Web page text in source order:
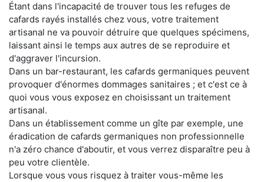
Étant dans l'incapacité de trouver tous les refuges de
cafards rayés installés chez vous, votre traitement
artisanal ne va pouvoir détruire que quelques spécimens,
laissant ainsi le temps aux autres de se reproduire et
d'aggraver l'incursion.
Dans un bar-restaurant, les cafards germaniques peuvent
provoquer d'énormes dommages sanitaires ; et c'est ce à
quoi vous vous exposez en choisissant un traitement
artisanal.
Dans un établissement comme un gîte par exemple, une
éradication de cafards germaniques non professionnelle
n'a zéro chance d'aboutir, et vous verrez disparaître peu à
peu votre clientèle.
Lorsque vous vous risquez à traiter vous-même les